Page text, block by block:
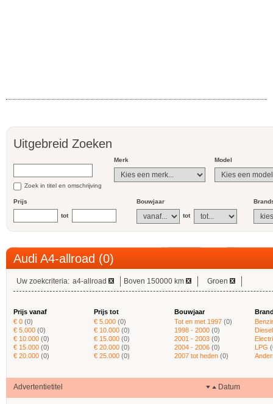
Uitgebreid Zoeken
Zoek in titel en omschrijving
Merk Model
Prijs
tot
Bouwjaar
tot
Audi A4-allroad (0)
Uw zoekcriteria: a4-allroad Boven 150000 km Groen
Prijs vanaf
€ 0 (0)
€ 5.000 (0)
€ 10.000 (0)
€ 15.000 (0)
€ 20.000 (0)
Prijs tot
€ 5.000 (0)
€ 10.000 (0)
€ 15.000 (0)
€ 20.000 (0)
€ 25.000 (0)
Bouwjaar
Tot en met 1997 (0)
1998 - 2000 (0)
2001 - 2003 (0)
2004 - 2006 (0)
2007 tot heden (0)
Diesel
LPG
Advertentietitel Datum